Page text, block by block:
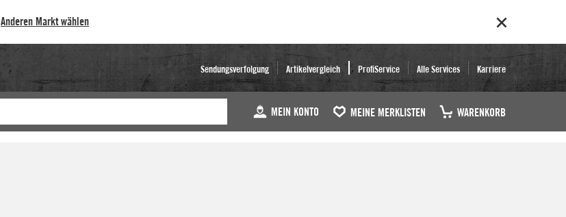
Anderen Markt wählen
Sendungsverfolgung Artikelvergleich ProfiService Alle Services Karriere
MEIN KONTO MEINE MERKLISTEN WARENKORB